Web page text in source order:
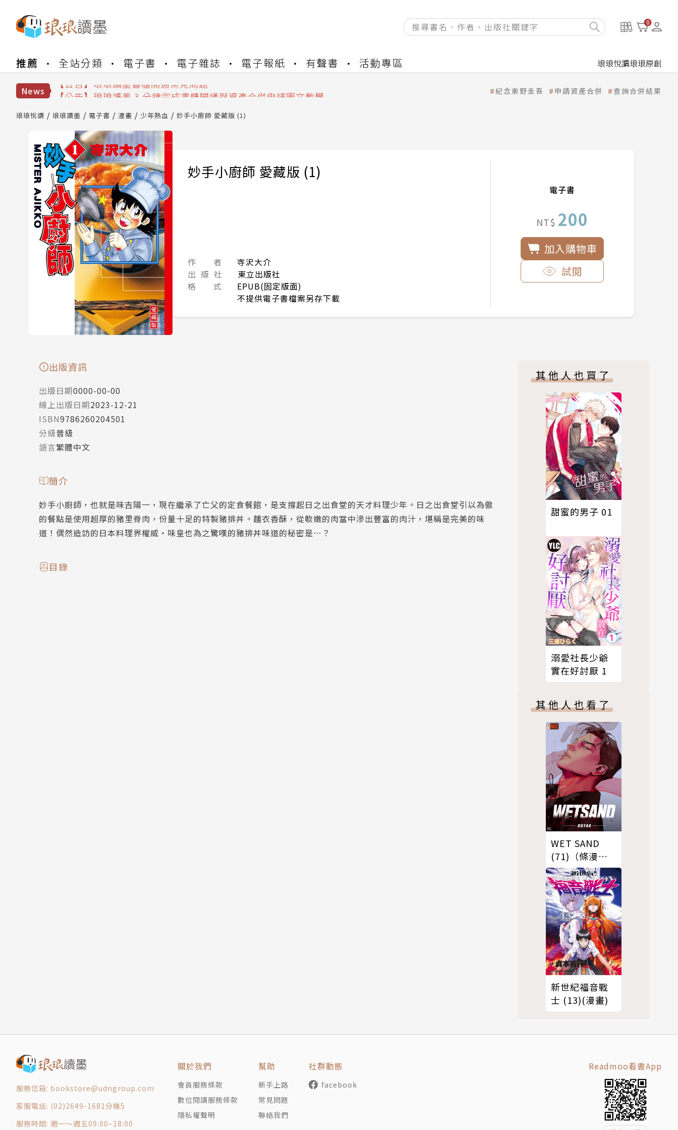
0
推薦 全站分類 電子書 電子雜誌 電子報紙 有聲書 活動專區 琅琅悅讀琅琅原創
News
【公告】琅琅讀墨數位閱讀資產合併與書櫃開通申請
【公告】琅琅讀墨 3 分鐘完成書櫃開通與資產合併申請圖文教學
【公告】琅琅讀墨數位閱讀資產合併與書櫃開通申請
紀念東野圭吾 申請資產合併 查詢合併結果
琅琅悅讀 琅琅讀墨 電子書 漫畫 少年熱血 妙手小廚師 愛藏版 (1)
妙手小廚師 愛藏版 (1)
作 者
寺沢大介
出 版 社
東立出版社
格 式
EPUB(固定版面)
不提供電子書檔案另存下載
電子書
NT$ 200
加入購物車
試閱
出版資訊
出版日期0000-00-00
線上出版日期2023-12-21
ISBN9786260204501
分級普級
語言繁體中文
簡介
妙手小廚師，也就是味吉陽一，現在繼承了亡父的定食餐館，是支撐起日之出食堂的天才料理少年。日之出食堂引以為傲
的餐點是使用超厚的豬里脊肉，份量十足的特製豬排丼。麵衣香酥，從軟嫩的肉當中滲出豐富的肉汁，堪稱是完美的味
道！偶然造訪的日本料理界權威‧味皇也為之驚嘆的豬排丼味道的秘密是…？
目錄
其他人也買了
甜蜜的男子 01
溺愛社長少爺
實在好討厭 1
其他人也看了
WET SAND
(71)（條漫
版）
新世紀福音戰
士 (13)(漫畫)
服務信箱: bookstore@udngroup.com
客服電話: (02)2649-1681分機5
服務時間: 週一～週五09:00~18:00
關於我們
會員服務條款
數位閱讀服務條款
隱私權聲明
幫助
新手上路
常見問題
聯絡我們
社群動態
facebook
Readmoo看書App